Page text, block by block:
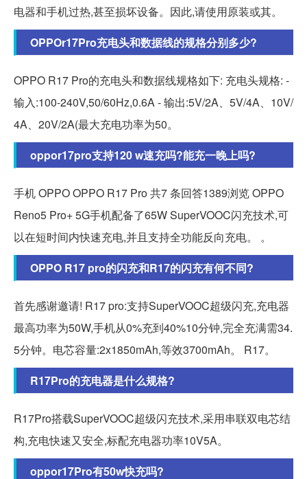
电器和手机过热,甚至损坏设备。因此,请使用原装或其。
OPPOr17Pro充电头和数据线的规格分别多少?
OPPO R17 Pro的充电头和数据线规格如下: 充电头规格: -
输入:100-240V,50/60Hz,0.6A - 输出:5V/2A、5V/4A、10V/
4A、20V/2A(最大充电功率为50。
oppor17pro支持120 w速充吗?能充一晚上吗?
手机 OPPO OPPO R17 Pro 共7 条回答1389浏览 OPPO
Reno5 Pro+ 5G手机配备了65W SuperVOOC闪充技术,可
以在短时间内快速充电,并且支持全功能反向充电。 。
OPPO R17 pro的闪充和R17的闪充有何不同?
首先感谢邀请! R17 pro:支持SuperVOOC超级闪充,充电器
最高功率为50W,手机从0%充到40%10分钟,完全充满需34.
5分钟。电芯容量:2x1850mAh,等效3700mAh。 R17。
R17Pro的充电器是什么规格?
R17Pro搭载SuperVOOC超级闪充技术,采用串联双电芯结
构,充电快速又安全,标配充电器功率10V5A。
oppor17Pro有50w快充吗?